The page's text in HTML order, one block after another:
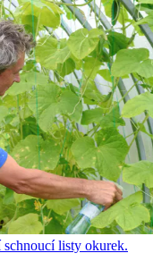
listy okurek.